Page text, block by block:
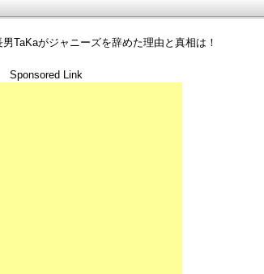
Sponsored Link
TaKaがジャニーズを辞めた理由と真相は！